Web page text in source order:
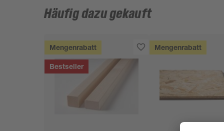
Häufig dazu gekauft
Mengenrabatt
Bestseller
Mengenrabatt